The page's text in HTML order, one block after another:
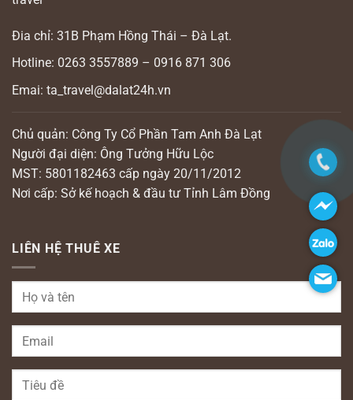
Đia chỉ: 31B Phạm Hồng Thái – Đà Lạt.
Hotline: 0263 3557889 – 0916 871 306
Emai: ta_travel@dalat24h.vn
Chủ quản: Công Ty Cổ Phần Tam Anh Đà Lạt
Người đại diện: Ông Tưởng Hữu Lộc
MST: 5801182463 cấp ngày 20/11/2012
Nơi cấp: Sở kế hoạch & đầu tư Tỉnh Lâm Đồng
LIÊN HỆ THUÊ XE